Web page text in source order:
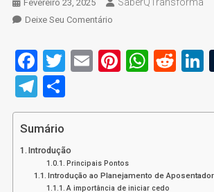
Fevereiro 23, 2025
Deixe Seu ComentárioOn
Planejar
Minha
Dicas
Financeiro
Eficiente
Facebook
Twitter
EmailPinterest
Telegram
Share
Sumário
Introdução
Principais Pontos
Introdução ao Planejamento de
A importância de iniciar cedo